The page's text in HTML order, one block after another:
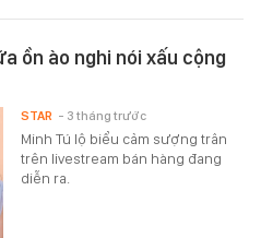
ồn ào nghi nói xấu cộng
Minh Tú lộ biểu cảm sượng trân
trên livestream bán hàng đang
diễn ra.
STAR - 3 tháng trước